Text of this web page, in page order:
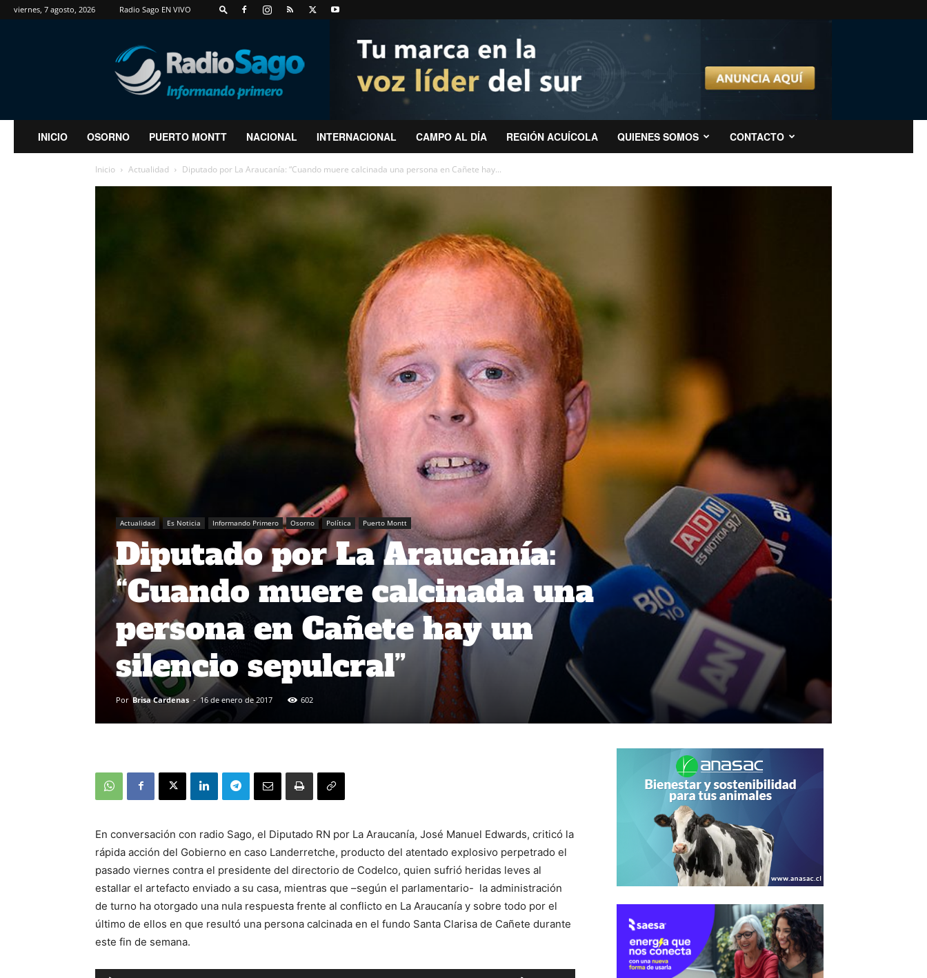
viernes, 7 agosto, 2026 Radio Sago EN VIVO
RadioSago
INICIO OSORNO PUERTO MONTT NACIONAL INTERNACIONAL CAMPO AL DÍA REGIÓN ACUÍCOLA QUIENES SOMOS CONTACTO
Inicio Actualidad Diputado por La Araucanía: “Cuando muere calcinada una persona en Cañete hay...
Actualidad Es Noticia Informando Primero Osorno Política Puerto Montt
Diputado por La Araucanía:
“Cuando muere calcinada una
persona en Cañete hay un
silencio sepulcral”
Por Brisa Cardenas - 16 de enero de 2017 602
En conversación con radio Sago, el Diputado RN por La Araucanía, José Manuel Edwards, criticó la
rápida acción del Gobierno en caso Landerretche, producto del atentado explosivo perpetrado el
pasado viernes contra el presidente del directorio de Codelco, quien sufrió heridas leves al
estallar el artefacto enviado a su casa, mientras que –según el parlamentario- la administración
de turno ha otorgado una nula respuesta frente al conflicto en La Araucanía y sobre todo por el
último de ellos en que resultó una persona calcinada en el fundo Santa Clarisa de Cañete durante
este fin de semana.